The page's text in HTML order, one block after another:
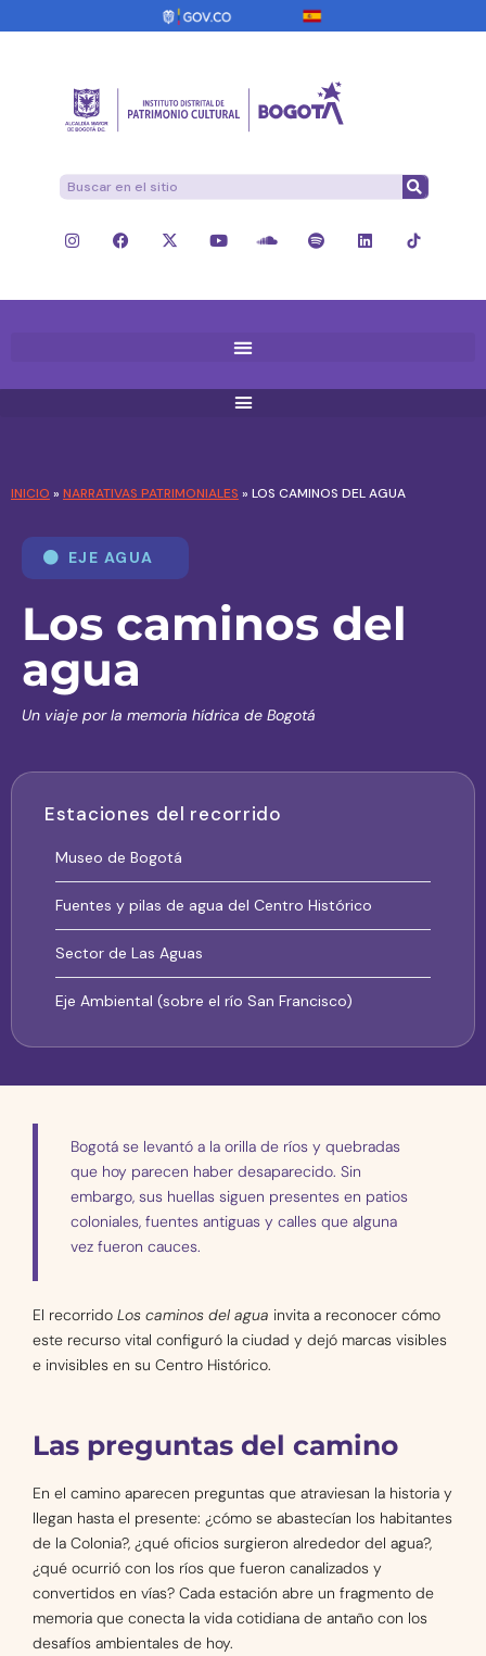
INICIO » NARRATIVAS PATRIMONIALES » LOS CAMINOS DEL AGUA
EJE AGUA
Los caminos del
agua
Un viaje por la memoria hídrica de Bogotá
Estaciones del recorrido
Museo de Bogotá
Fuentes y pilas de agua del Centro Histórico
Sector de Las Aguas
Eje Ambiental (sobre el río San Francisco)
Bogotá se levantó a la orilla de ríos y quebradas
que hoy parecen haber desaparecido. Sin
embargo, sus huellas siguen presentes en patios
coloniales, fuentes antiguas y calles que alguna
vez fueron cauces.
El recorrido Los caminos del agua invita a reconocer cómo
este recurso vital configuró la ciudad y dejó marcas visibles
e invisibles en su Centro Histórico.
Las preguntas del camino
En el camino aparecen preguntas que atraviesan la historia y
llegan hasta el presente: ¿cómo se abastecían los habitantes
de la Colonia?, ¿qué oficios surgieron alrededor del agua?,
¿qué ocurrió con los ríos que fueron canalizados y
convertidos en vías? Cada estación abre un fragmento de
memoria que conecta la vida cotidiana de antaño con los
desafíos ambientales de hoy.